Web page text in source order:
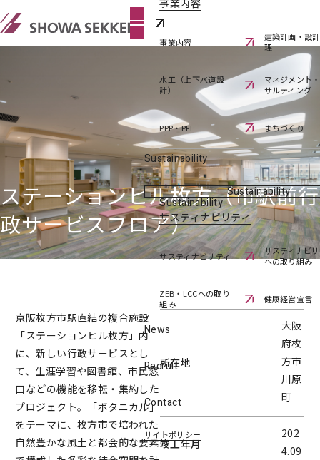
事業内容
事業内容
建築計画・設
理
水工（上下水道設
計）
マネジメント
サルティング
PPP・PFI まちづくり
Sustainability
Sustainability
Sustainability
サスティナビリティ
サスティナビリティ
サスティナビ
への取り組み
ZEB・LCCへの取り
組み
健康経営宣言
News
Recruit
Contact
サイトポリシー
ステーションヒル枚方（市駅前行
政サービスフロア）
京阪枚方市駅直結の複合施設
「ステーションヒル枚方」内
に、新しい行政サービスとし
て、生涯学習や図書館、市民窓
口などの機能を移転・集約した
プロジェクト。「ボタニカル」
をテーマに、枚方市で培われた
自然豊かな風土と都会的な要素
所在地
大阪
府枚
方市
川原
町
竣工年月
202
4.09